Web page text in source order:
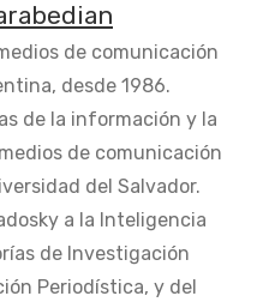
de comunicación
desde 1986.
de la información y la
de comunicación
del Salvador.
a la Inteligencia
de Investigación
Periodística, y del